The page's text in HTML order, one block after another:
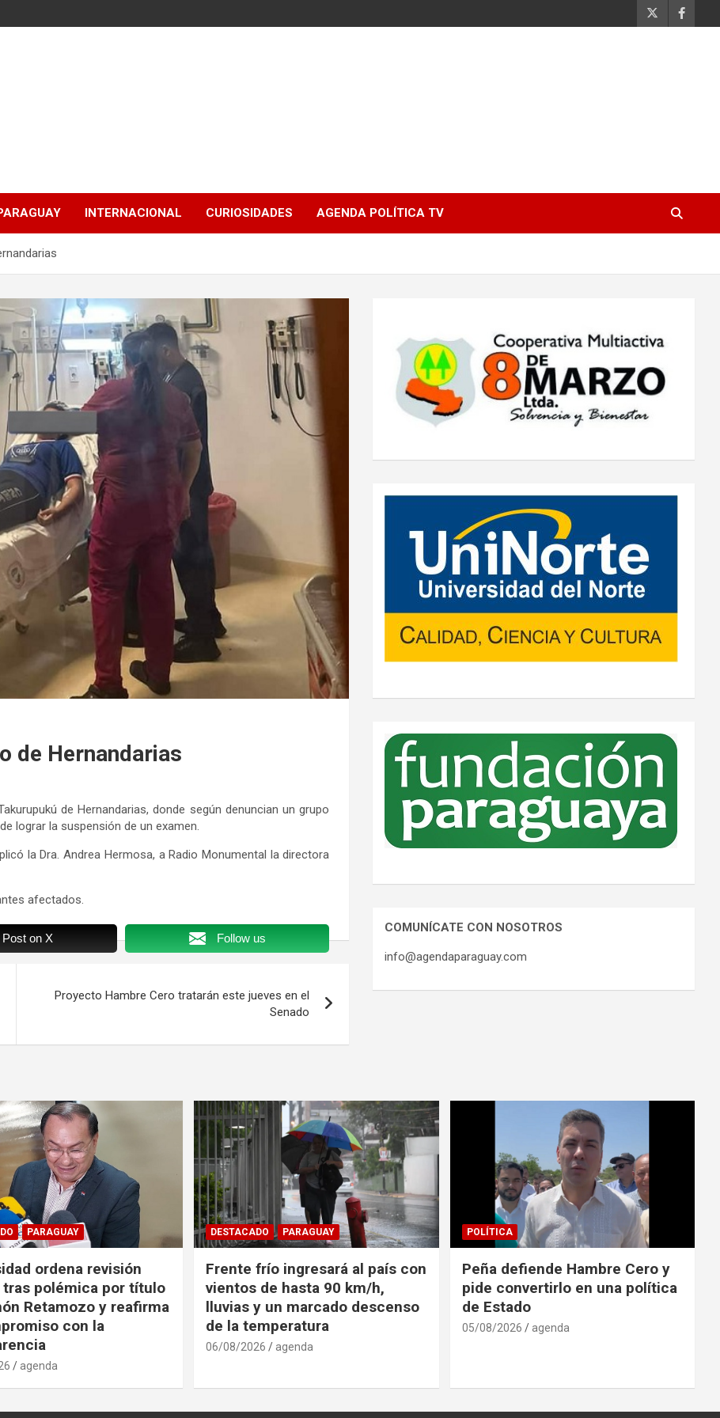
INTERNACIONAL CURIOSIDADES AGENDA POLÍTICA TV
de Hernandarias
de Hernandarias, donde según denuncian un grupo
lograr la suspensión de un examen.
la Dra. Andrea Hermosa, a Radio Monumental la directora
afectados.
Post on X Follow us
Proyecto Hambre Cero tratarán este jueves en el
Senado
COMUNÍCATE CON NOSOTROS
info@agendaparaguay.com
PARAGUAY
ordena revisión
tras polémica por título
Retamozo y reafirma
con la
agenda
DESTACADO PARAGUAY
Frente frío ingresará al país con
vientos de hasta 90 km/h,
lluvias y un marcado descenso
de la temperatura
06/08/2026 agenda
POLÍTICA
Peña defiende Hambre Cero y
pide convertirlo en una política
de Estado
05/08/2026 agenda